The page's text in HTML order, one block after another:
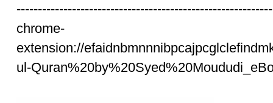
chrome-
extension://
ul-